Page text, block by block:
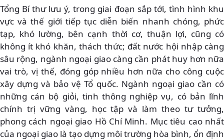
Tổng Bí thư lưu ý, trong giai đoạn sắp tới, tình hình khu
vực và thế giới tiếp tục diễn biến nhanh chóng, phức
tạp, khó lường, bên cạnh thời cơ, thuận lợi, cũng có
không ít khó khăn, thách thức; đất nước hội nhập càng
sâu rộng, ngành ngoại giao càng cần phát huy hơn nữa
vai trò, vị thế, đóng góp nhiều hơn nữa cho công cuộc
xây dựng và bảo vệ Tổ quốc. Ngành ngoại giao cần có
những cán bộ giỏi, tinh thông nghiệp vụ, có bản lĩnh
chính trị vững vàng, học tập và làm theo tư tưởng,
phong cách ngoại giao Hồ Chí Minh. Mục tiêu cao nhất
của ngoại giao là tạo dựng môi trường hòa bình, ổn định